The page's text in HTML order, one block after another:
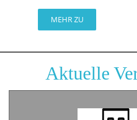
MEHR ZU
Aktuelle